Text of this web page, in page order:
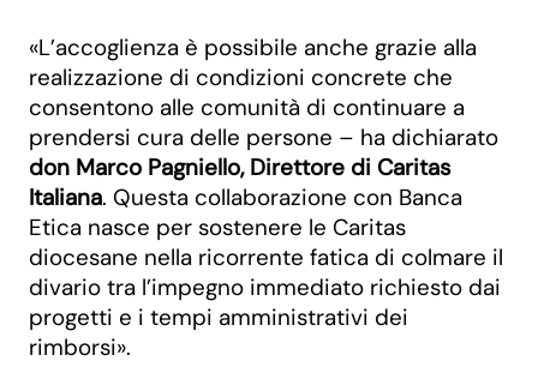
«L’accoglienza è possibile anche grazie alla
realizzazione di condizioni concrete che
consentono alle comunità di continuare a
prendersi cura delle persone – ha dichiarato
don Marco Pagniello, Direttore di Caritas
Italiana. Questa collaborazione con Banca
Etica nasce per sostenere le Caritas
diocesane nella ricorrente fatica di colmare il
divario tra l’impegno immediato richiesto dai
progetti e i tempi amministrativi dei
rimborsi».